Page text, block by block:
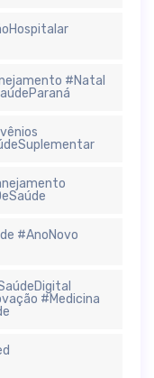
#Natal
#AnoNovo
#Medicina